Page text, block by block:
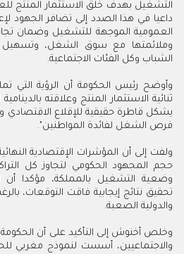
التشغيل بهدف خلق الاستثمار المنتج
داعيا في هذا الصدد إلى تضافر الجهود
العمومية الموجهة للتشغيل وضمان
وملائمتها مع سوق الشغل، وتسهيل
الشباب وكل الفئات الاجتماعية.
وأوضح رئيس الحكومة أن الرؤية التي
ثنائية الاستثمار المنتج وعلاقته
يشكل قاطرة حقيقية للإقلاع الاقتصادي
فرص الشغل لفائدة المواطنين".
حجم المجهود الحكومي لتجاوز كل
وضعية التشغيل بالمملكة، مؤكدا
تحقيق نتائج إيجابية فاقت التوقعات،
والدولية الصعبة.
وخلص أخنوش إلى التأكيد على أن
والاجتماعيين، أسست لنموذج مغربي